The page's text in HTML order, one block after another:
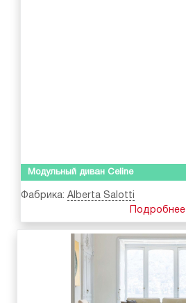
Модульный диван Celine
Фабрика: Alberta Salotti
Подробнее